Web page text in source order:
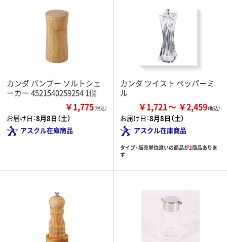
カンダ バンブー ソルトシェ
ーカー 4521540259254 1個
￥1,775（税込）
お届け日：8月8日（土）
アスクル在庫商品
カンダ ツイスト ペッパーミ
ル
￥1,721 ￥2,459
お届け日：8月8日（土）
アスクル在庫商品
タイプ・販売単位違いの商品が2商品ありま
す